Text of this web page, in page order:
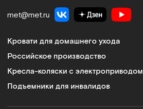
met@met.ru
Кровати для домашнего ухода
Российское производство
Кресла-коляски с электроприводом
Подъемники для инвалидов